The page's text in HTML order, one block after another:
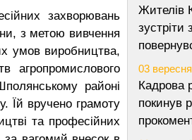
захворювань
з метою вивчення
умов виробництва,
агропромислового
районі
Їй вручено грамоту
та професійних
Жителів
зустріти
03
Кадрова
покинув